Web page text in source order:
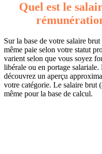
Quel est le
Sur la base de votre salaire
même paie selon votre statut
varient selon que vous soyez
libérale ou en portage
découvrez un aperçu
votre catégorie. Le salaire brut (
même pour la base de calcul.